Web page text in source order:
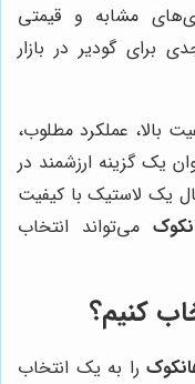
مشابه و قیمتی
برای گودیر در بازار
بالا، عملکرد مطلوب،
یک گزینه ارزشمند در
یک لاستیک با کیفیت
می‌تواند انتخاب
کنیم؟
را به یک انتخاب